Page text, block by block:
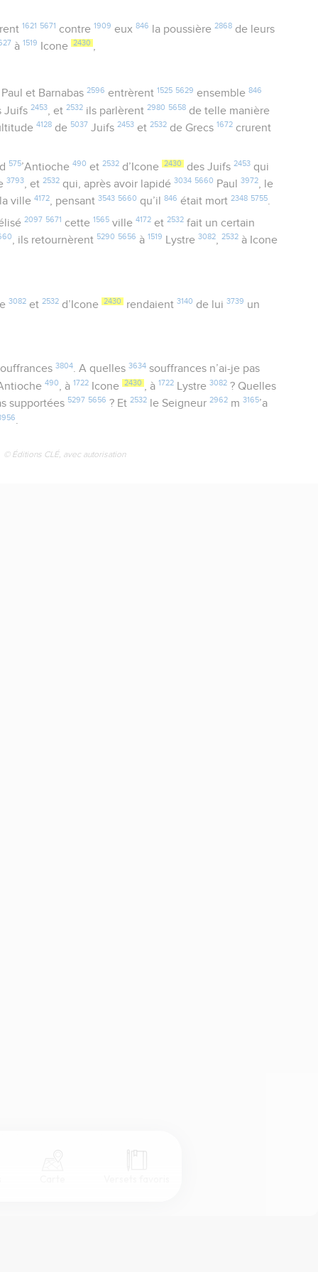
1621 5671 contre 1909 eux 846 la poussière 2868de leurs
à 1519 Icone 2430 ,
et Barnabas 2596 entrèrent 1525 5629 ensemble 846
Juifs2453 , et2532 ils parlèrent2980 5658 de telle manière
4128 de 5037 Juifs2453 et2532 de Grecs 1672 crurent
d 575’Antioche 490 et 2532d’Icone 2430 des Juifs 2453qui
3793, et2532 qui, après avoir lapidé3034 5660 Paul3972, le
ville4172, pensant3543 5660 qu’il846 était mort2348 5755.
2097 5671 cette 1565ville 4172et 2532fait un certain
, ils retournèrent 5290 5656 à 1519 Lystre3082,2532 à Icone
3082et 2532d’Icone 2430 rendaient 3140 de lui 3739 un
3804. A quelles 3634souffrances n’ai-je pas
490 , à 1722 Icone 2430 , à 1722 Lystre3082 ? Quelles
supportées 5297 5656 ? Et2532 le Seigneur2962 m3165’a
.
© Éditions CLÉ, avec autorisation